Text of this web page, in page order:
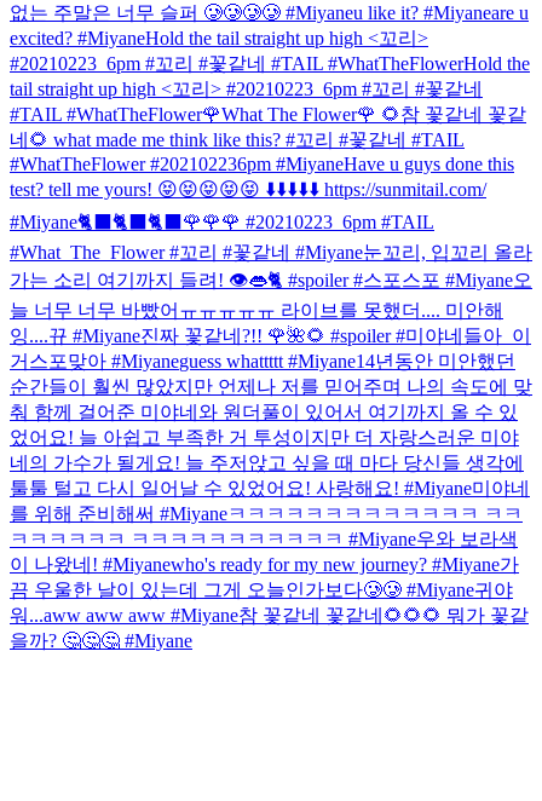
없는 주말은 너무 슬퍼 🥲🥲🥲🥲 #Miyaneu like it? #Miyaneare u
excited? #MiyaneHold the tail straight up high <꼬리>
#20210223_6pm #꼬리 #꽃같네 #TAIL #WhatTheFlowerHold the
tail straight up high <꼬리> #20210223_6pm #꼬리 #꽃같네
#TAIL #WhatTheFlower🌹What The Flower🌹 🌻참 꽃같네 꽃같
네🌻 what made me think like this? #꼬리 #꽃같네 #TAIL
#WhatTheFlower #202102236pm #MiyaneHave u guys done this
test? tell me yours! 😝😝😝😝😝 ⬇️⬇️⬇️⬇️⬇️ https://sunmitail.com/
#Miyane🐈‍⬛🐈‍⬛🐈‍⬛🌹🌹🌹 #20210223_6pm #TAIL
#What_The_Flower #꼬리 #꽃같네 #Miyane눈꼬리, 입꼬리 올라
가는 소리 여기까지 들려! 👁️👄🐈 #spoiler #스포스포 #Miyane오
늘 너무 너무 바빴어ㅠㅠㅠㅠㅠ 라이브를 못했더.... 미안해
잉....뀨 #Miyane진짜 꽃같네?!! 🌹🌺🌻 #spoiler #미야네들아_이
거스포맞아 #Miyaneguess whattttt #Miyane14년동안 미안했던
순간들이 훨씬 많았지만 언제나 저를 믿어주며 나의 속도에 맞
춰 함께 걸어준 미야네와 원더풀이 있어서 여기까지 올 수 있
었어요! 늘 아쉽고 부족한 거 투성이지만 더 자랑스러운 미야
네의 가수가 될게요! 늘 주저앉고 싶을 때 마다 당신들 생각에
툴툴 털고 다시 일어날 수 있었어요! 사랑해요! #Miyane미야네
를 위해 준비해써 #Miyaneㅋㅋㅋㅋㅋㅋㅋㅋㅋㅋㅋㅋㅋ ㅋㅋ
ㅋㅋㅋㅋㅋㅋ ㅋㅋㅋㅋㅋㅋㅋㅋㅋㅋㅋ #Miyane우와 보라색
이 나왔네! #Miyanewho's ready for my new journey? #Miyane가
끔 우울한 날이 있는데 그게 오늘인가보다🥲🥲 #Miyane귀야
워...aww aww aww #Miyane참 꽃같네 꽃같네🌻🌻🌻 뭐가 꽃같
을까? 🤔🤔🤔 #Miyane